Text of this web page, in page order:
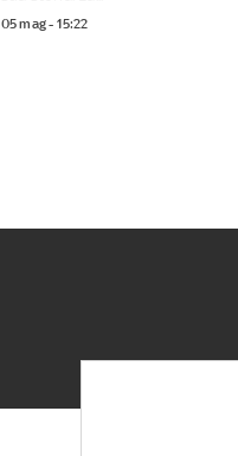
05 mag - 15:22